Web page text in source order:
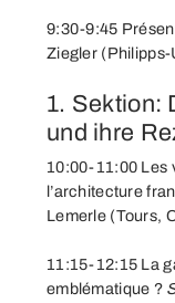
9:30-9:45
Ziegler
1. Sektion:
und ihre
10:00-11:00 Les
l’architecture
Lemerle (Tours,
11:15-12:15 La
emblématique ?